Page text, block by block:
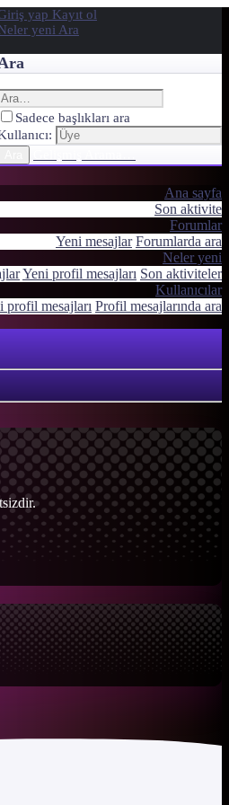
yap Kayıt ol
yeni Ara
Sadece başlıkları ara
Ana sayfa
Son aktivite
Forumlar
Yeni mesajlar Forumlarda ara
Neler yeni
Yeni profil mesajları Son aktiviteler
Kullanıcılar
profil mesajları Profil mesajlarında ara